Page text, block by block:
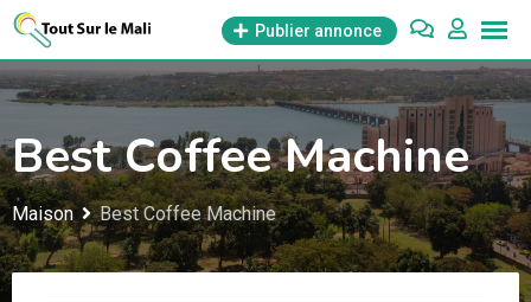
Aller
contenu
Publier annonce
Best Coffee Machine
Maison Best Coffee Machine